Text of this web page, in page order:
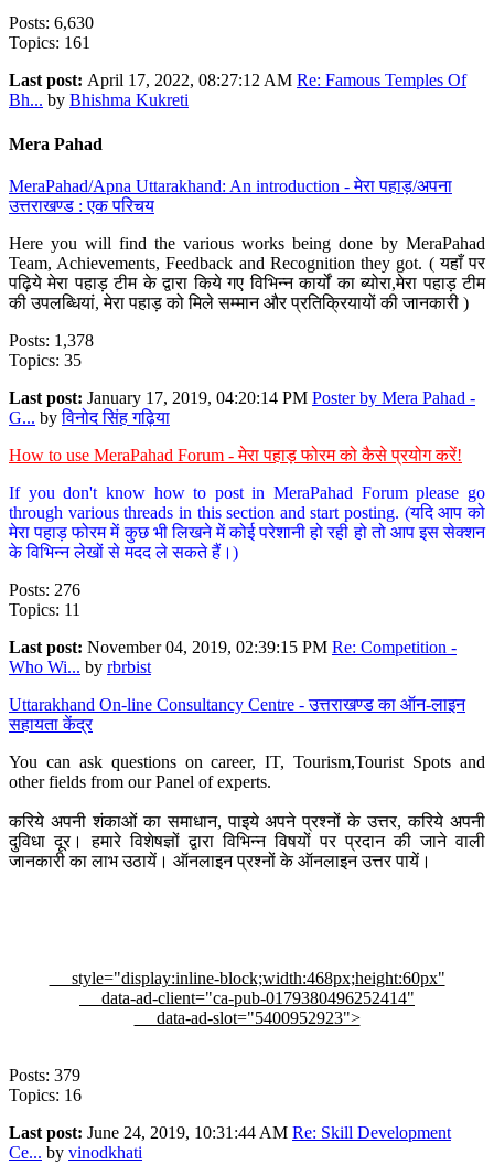
Posts: 6,630
Topics: 161
Last post: April 17, 2022, 08:27:12 AM Re: Famous Temples Of
Bh... by Bhishma Kukreti
Mera Pahad
MeraPahad/Apna Uttarakhand: An introduction - मेरा पहाड़/अपना
उत्तराखण्ड : एक परिचय
Here you will find the various works being done by MeraPahad
Team, Achievements, Feedback and Recognition they got. ( यहाँ पर
पढ़िये मेरा पहाड़ टीम के द्वारा किये गए विभिन्न कार्यों का ब्योरा,मेरा पहाड़ टीम
की उपलब्धियां, मेरा पहाड़ को मिले सम्मान और प्रतिक्रियायों की जानकारी )
Posts: 1,378
Topics: 35
Last post: January 17, 2019, 04:20:14 PM Poster by Mera Pahad -
G... byविनोद सिंह गढ़िया
How to use MeraPahad Forum - मेरा पहाड़ फोरम को कैसे प्रयोग करें!
If you don't know how to post in MeraPahad Forum please go
through various threads in this section and start posting. (यदि आप को
मेरा पहाड़ फोरम में कुछ भी लिखने में कोई परेशानी हो रही हो तो आप इस सेक्शन
के विभिन्न लेखों से मदद ले सकते हैं।)
Posts: 276
Topics: 11
Last post: November 04, 2019, 02:39:15 PM Re: Competition -
Who Wi... by rbrbist
Uttarakhand On-line Consultancy Centre - उत्तराखण्ड का ऑन-लाइन
सहायता केंद्र
You can ask questions on career, IT, Tourism,Tourist Spots and
other fields from our Panel of experts.
करिये अपनी शंकाओं का समाधान, पाइये अपने प्रश्नों के उत्तर, करिये अपनी
दुविधा दूर। हमारे विशेषज्ञों द्वारा विभिन्न विषयों पर प्रदान की जाने वाली
जानकारी का लाभ उठायें। ऑनलाइन प्रश्नों के ऑनलाइन उत्तर पायें।
style="display:inline-block;width:468px;height:60px"
data-ad-client="ca-pub-0179380496252414"
data-ad-slot="5400952923">
Posts: 379
Topics: 16
Last post: June 24, 2019, 10:31:44 AM Re: Skill Development
Ce... by vinodkhati